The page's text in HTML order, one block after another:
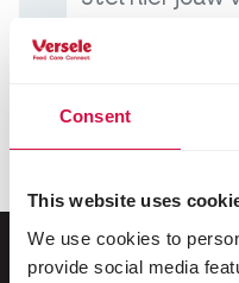
Consent
This website uses
We use cookies to
provide social media
Deze assistent maakt gebruik
Niet gevonden wat je zoekt?